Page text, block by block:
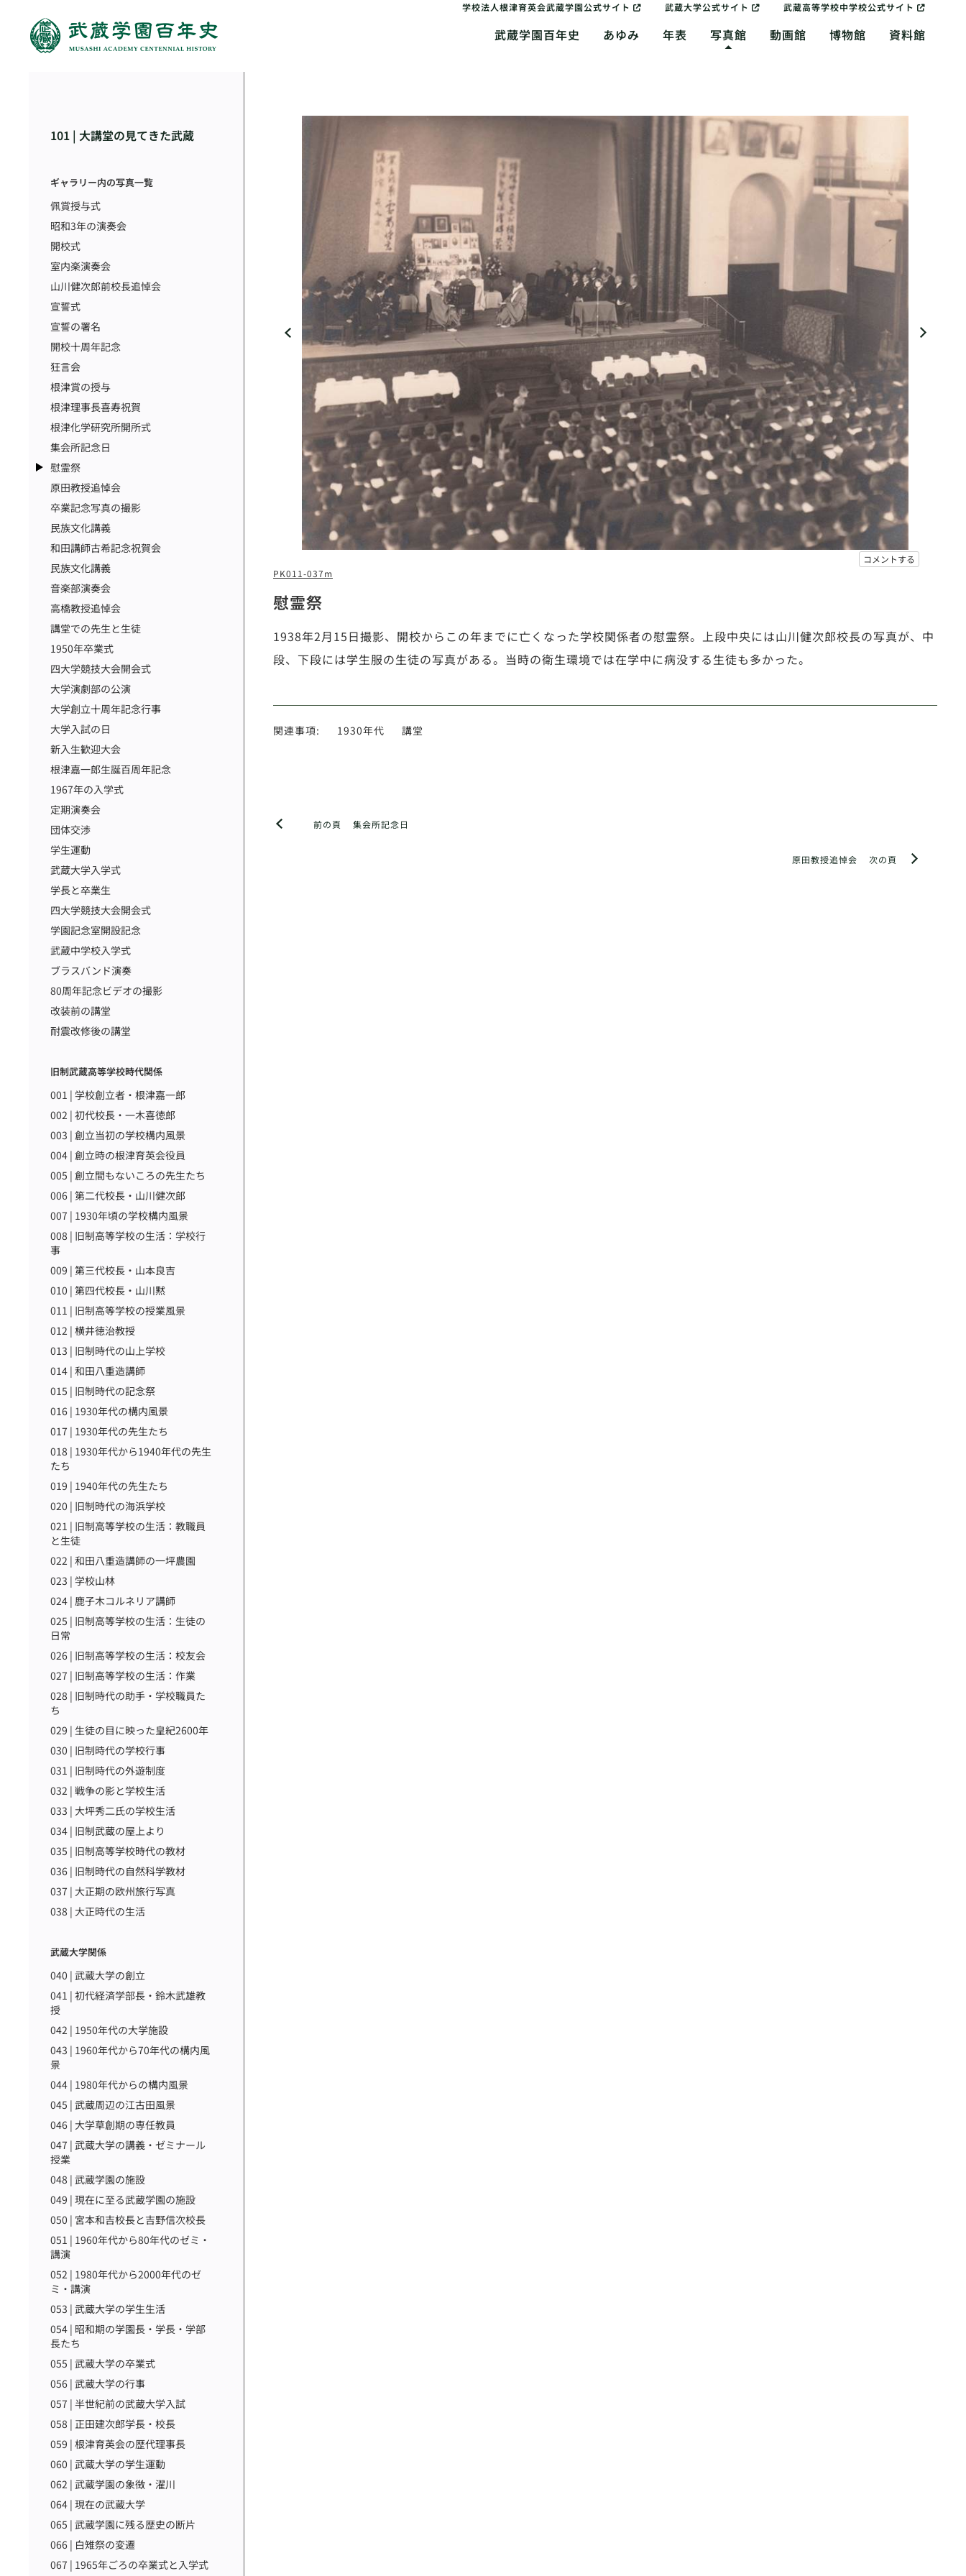
学校法人根津育英会武蔵学園公式サイト 武蔵大学公式サイト 武蔵高等学校中学校公式サイト
武蔵学園百年史 あゆみ 年表 写真館 動画館 博物館 資料館
101 | 大講堂の見てきた武蔵
ギャラリー内の写真一覧
佩賞授与式
昭和3年の演奏会
開校式
室内楽演奏会
山川健次郎前校長追悼会
宣誓式
宣誓の署名
開校十周年記念
狂言会
根津賞の授与
根津理事長喜寿祝賀
根津化学研究所開所式
集会所記念日
慰霊祭
原田教授追悼会
卒業記念写真の撮影
民族文化講義
和田講師古希記念祝賀会
民族文化講義
音楽部演奏会
高橋教授追悼会
講堂での先生と生徒
1950年卒業式
四大学競技大会開会式
大学演劇部の公演
大学創立十周年記念行事
大学入試の日
新入生歓迎大会
根津嘉一郎生誕百周年記念
1967年の入学式
定期演奏会
団体交渉
学生運動
武蔵大学入学式
学長と卒業生
四大学競技大会開会式
学園記念室開設記念
武蔵中学校入学式
ブラスバンド演奏
80周年記念ビデオの撮影
改装前の講堂
耐震改修後の講堂
旧制武蔵高等学校時代関係
001 | 学校創立者・根津嘉一郎
002 | 初代校長・一木喜徳郎
003 | 創立当初の学校構内風景
004 | 創立時の根津育英会役員
005 | 創立間もないころの先生たち
006 | 第二代校長・山川健次郎
007 | 1930年頃の学校構内風景
008 | 旧制高等学校の生活：学校行
事
009 | 第三代校長・山本良吉
010 | 第四代校長・山川黙
011 | 旧制高等学校の授業風景
012 | 横井徳治教授
013 | 旧制時代の山上学校
014 | 和田八重造講師
015 | 旧制時代の記念祭
016 | 1930年代の構内風景
017 | 1930年代の先生たち
018 | 1930年代から1940年代の先生
たち
019 | 1940年代の先生たち
020 | 旧制時代の海浜学校
021 | 旧制高等学校の生活：教職員
と生徒
022 | 和田八重造講師の一坪農園
023 | 学校山林
024 | 鹿子木コルネリア講師
025 | 旧制高等学校の生活：生徒の
日常
026 | 旧制高等学校の生活：校友会
027 | 旧制高等学校の生活：作業
028 | 旧制時代の助手・学校職員た
ち
029 | 生徒の目に映った皇紀2600年
030 | 旧制時代の学校行事
031 | 旧制時代の外遊制度
032 | 戦争の影と学校生活
033 | 大坪秀二氏の学校生活
034 | 旧制武蔵の屋上より
035 | 旧制高等学校時代の教材
036 | 旧制時代の自然科学教材
037 | 大正期の欧州旅行写真
038 | 大正時代の生活
武蔵大学関係
040 | 武蔵大学の創立
041 | 初代経済学部長・鈴木武雄教
授
042 | 1950年代の大学施設
043 | 1960年代から70年代の構内風
景
044 | 1980年代からの構内風景
045 | 武蔵周辺の江古田風景
046 | 大学草創期の専任教員
047 | 武蔵大学の講義・ゼミナール
授業
048 | 武蔵学園の施設
049 | 現在に至る武蔵学園の施設
050 | 宮本和吉校長と吉野信次校長
051 | 1960年代から80年代のゼミ・
講演
052 | 1980年代から2000年代のゼ
ミ・講演
053 | 武蔵大学の学生生活
054 | 昭和期の学園長・学長・学部
長たち
055 | 武蔵大学の卒業式
056 | 武蔵大学の行事
057 | 半世紀前の武蔵大学入試
058 | 正田建次郎学長・校長
059 | 根津育英会の歴代理事長
060 | 武蔵大学の学生運動
062 | 武蔵学園の象徴・濯川
064 | 現在の武蔵大学
065 | 武蔵学園に残る歴史の断片
066 | 白雉祭の変遷
067 | 1965年ごろの卒業式と入学式
コメントする
PK011-037m
慰霊祭
1938年2月15日撮影、開校からこの年までに亡くなった学校関係者の慰霊祭。上段中央には山川健次郎校長の写真が、中
段、下段には学生服の生徒の写真がある。当時の衛生環境では在学中に病没する生徒も多かった。
関連事項: 1930年代 講堂
前の頁 集会所記念日
次の頁
原田教授追悼会